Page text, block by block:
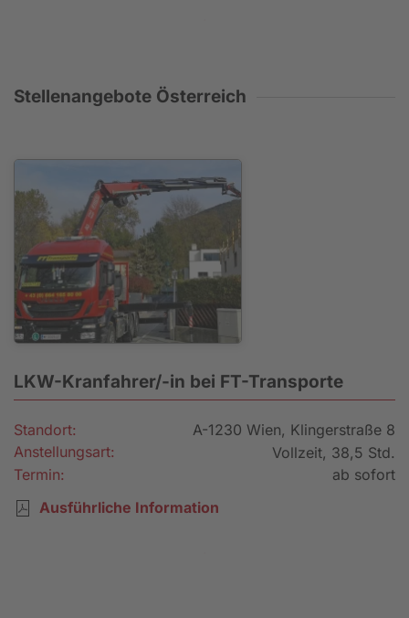
Stellenangebote Österreich
LKW-Kranfahrer/-in bei FT-Transporte
Standort:
A-1230 Wien, Klingerstraße 8
Anstellungsart:
Vollzeit, 38,5 Std.
Termin:
ab sofort
Ausführliche Information